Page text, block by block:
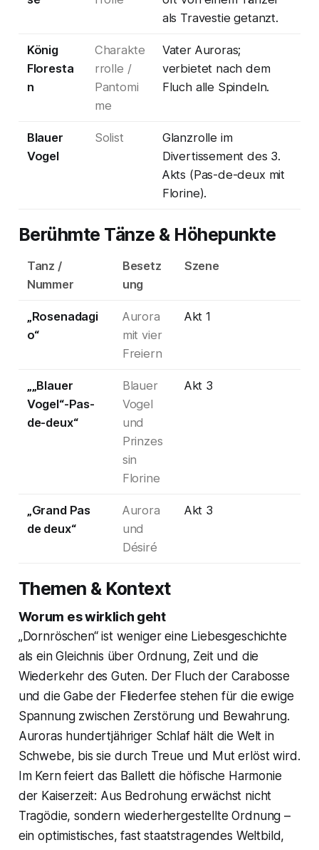
als Travestie getanzt.
König
Floresta
n
Charakte
rrolle /
Pantomi
me
Vater Auroras;
verbietet nach dem
Fluch alle Spindeln.
Blauer
Vogel
Solist
Glanzrolle im
Divertissement des 3.
Akts (Pas-de-deux mit
Florine).
Berühmte Tänze & Höhepunkte
Tanz /
Nummer
Besetz
ung
Szene
„Rosenadagi
o“
Aurora
mit vier
Freiern
Akt 1
„„Blauer
Vogel“-Pas-
de-deux“
Blauer
Vogel
und
Prinzes
sin
Florine
Akt 3
„Grand Pas
de deux“
Aurora
und
Désiré
Akt 3
Themen & Kontext
Worum es wirklich geht
„Dornröschen“ ist weniger eine Liebesgeschichte
als ein Gleichnis über Ordnung, Zeit und die
Wiederkehr des Guten. Der Fluch der Carabosse
und die Gabe der Fliederfee stehen für die ewige
Spannung zwischen Zerstörung und Bewahrung.
Auroras hundertjähriger Schlaf hält die Welt in
Schwebe, bis sie durch Treue und Mut erlöst wird.
Im Kern feiert das Ballett die höfische Harmonie
der Kaiserzeit: Aus Bedrohung erwächst nicht
Tragödie, sondern wiederhergestellte Ordnung –
ein optimistisches, fast staatstragendes Weltbild,